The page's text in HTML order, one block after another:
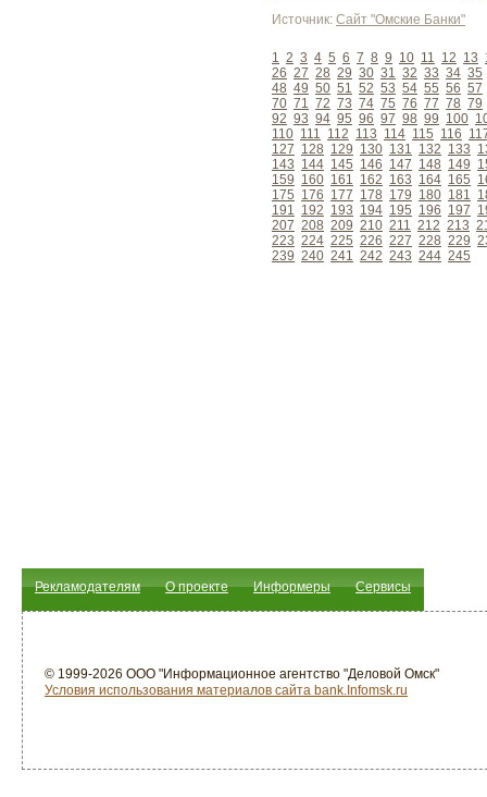
Источник: Сайт "Омские Банки"
1 2 3 4 5 6 7 8 9 10 11 12 13
26 27 28 29 30 31 32 33 34 35
48 49 50 51 52 53 54 55 56 57
70 71 72 73 74 75 76 77 78 79
92 93 94 95 96 97 98 99 100
110 111 112 113 114 115 116
127 128 129 130 131 132 133
143 144 145 146 147 148 149
159 160 161 162 163 164 165
175 176 177 178 179 180 181
191 192 193 194 195 196 197
207 208 209 210 211 212 213
223 224 225 226 227 228 229
239 240 241 242 243 244 245
Рекламодателям О проекте Информеры Сервисы
© 1999-2026 ООО "Информационное агентство "Деловой Омск"
Условия использования материалов сайта bank.Infomsk.ru